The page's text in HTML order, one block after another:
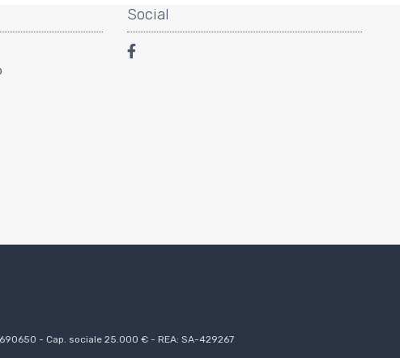
Social
- Cap. sociale 25.000 € - REA: SA-429267